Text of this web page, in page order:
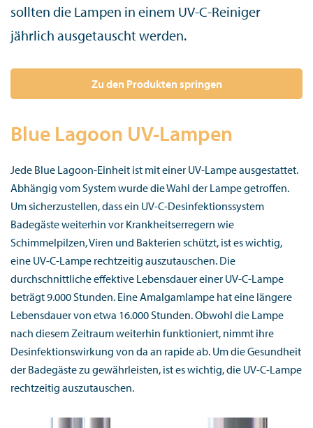
sollten die Lampen in einem UV-C-Reiniger
jährlich ausgetauscht werden.
Zu den Produkten springen
Blue Lagoon UV-Lampen
Jede Blue Lagoon-Einheit ist mit einer UV-Lampe ausgestattet.
Abhängig vom System wurde die Wahl der Lampe getroffen.
Um sicherzustellen, dass ein UV-C-Desinfektionssystem
Badegäste weiterhin vor Krankheitserregern wie
Schimmelpilzen, Viren und Bakterien schützt, ist es wichtig,
eine UV-C-Lampe rechtzeitig auszutauschen. Die
durchschnittliche effektive Lebensdauer einer UV-C-Lampe
beträgt 9.000 Stunden. Eine Amalgamlampe hat eine längere
Lebensdauer von etwa 16.000 Stunden. Obwohl die Lampe
nach diesem Zeitraum weiterhin funktioniert, nimmt ihre
Desinfektionswirkung von da an rapide ab. Um die Gesundheit
der Badegäste zu gewährleisten, ist es wichtig, die UV-C-Lampe
rechtzeitig auszutauschen.